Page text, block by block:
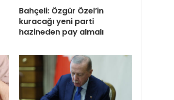
Bahçeli: Özgür Özel’in
kuracağı yeni parti
hazineden pay almalı